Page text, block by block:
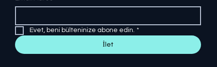
Evet, beni bülteninize abone edin. *
İlet